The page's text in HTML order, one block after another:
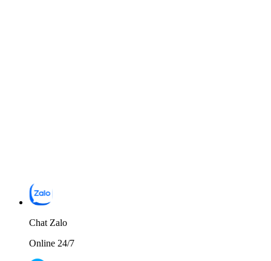
Chat Zalo
Online 24/7